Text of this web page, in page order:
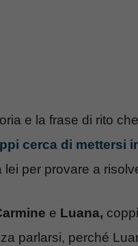
e la frase di rito
cerca di mettersi
per provare a
e Luana,
parlarsi, perché